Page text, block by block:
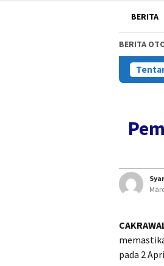
HOMEBERITA
BERITA
pada 2